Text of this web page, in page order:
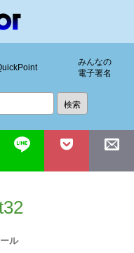
みんなの
電子署名
ル